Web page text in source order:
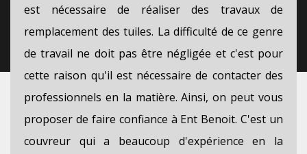
est nécessaire de réaliser des travaux de
remplacement des tuiles. La difficulté de ce genre
de travail ne doit pas être négligée et c'est pour
cette raison qu'il est nécessaire de contacter des
professionnels en la matière. Ainsi, on peut vous
proposer de faire confiance à Ent Benoit. C'est un
couvreur qui a beaucoup d'expérience en la